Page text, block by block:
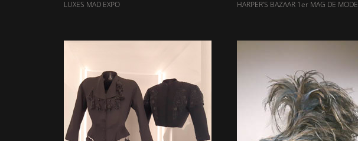
LUXES MAD EXPO HARPER’S BAZAAR 1er MAG DE MODE